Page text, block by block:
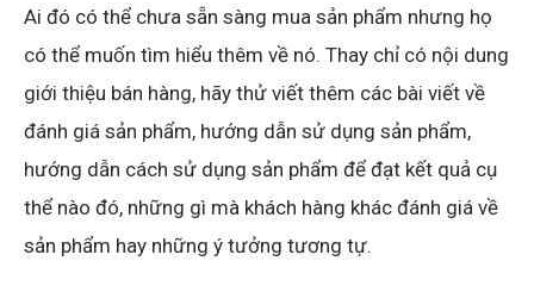
Ai đó có thể chưa sẵn sàng mua sản phẩm nhưng họ
có thể muốn tìm hiểu thêm về nó. Thay chỉ có nội dung
giới thiệu bán hàng, hãy thử viết thêm các bài viết về
đánh giá sản phẩm, hướng dẫn sử dụng sản phẩm,
hướng dẫn cách sử dụng sản phẩm để đạt kết quả cụ
thể nào đó, những gì mà khách hàng khác đánh giá về
sản phẩm hay những ý tưởng tương tự.